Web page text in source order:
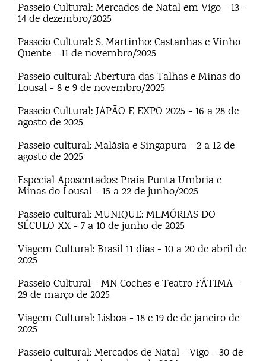
Passeio Cultural: Mercados de Natal em Vigo - 13-
14 de dezembro/2025
Passeio Cultural: S. Martinho: Castanhas e Vinho
Quente - 11 de novembro/2025
Passeio cultural: Abertura das Talhas e Minas do
Lousal - 8 e 9 de novembro/2025
Passeio Cultural: JAPÃO E EXPO 2025 - 16 a 28 de
agosto de 2025
Passeio cultural: Malásia e Singapura - 2 a 12 de
agosto de 2025
Especial Aposentados: Praia Punta Umbria e
Minas do Lousal - 15 a 22 de junho/2025
Passeio cultural: MUNIQUE: MEMÓRIAS DO
SÉCULO XX - 7 a 10 de junho de 2025
Viagem Cultural: Brasil 11 dias - 10 a 20 de abril de
2025
Passeio Cultural - MN Coches e Teatro FÁTIMA -
29 de março de 2025
Viagem Cultural: Lisboa - 18 e 19 de de janeiro de
2025
Passeio cultural: Mercados de Natal - Vigo - 30 de